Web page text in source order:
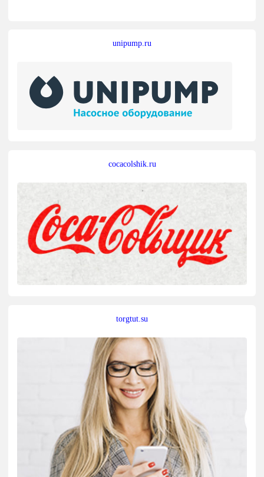
unipump.ru
cocacolshik.ru
torgtut.su